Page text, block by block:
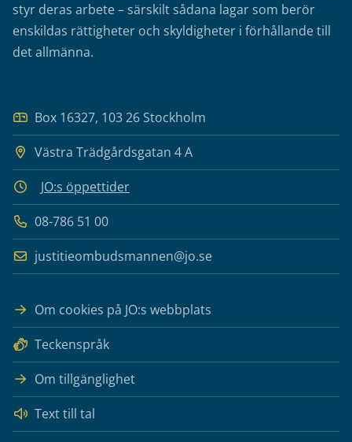
styr deras arbete – särskilt sådana lagar som berör
enskildas rättigheter och skyldigheter i förhållande till
det allmänna.
Box 16327, 103 26 Stockholm
Västra Trädgårdsgatan 4 A
JO:s öppettider
08-786 51 00
justitieombudsmannen@jo.se
Om cookies på JO:s webbplats
Teckenspråk
Om tillgänglighet
Text till tal